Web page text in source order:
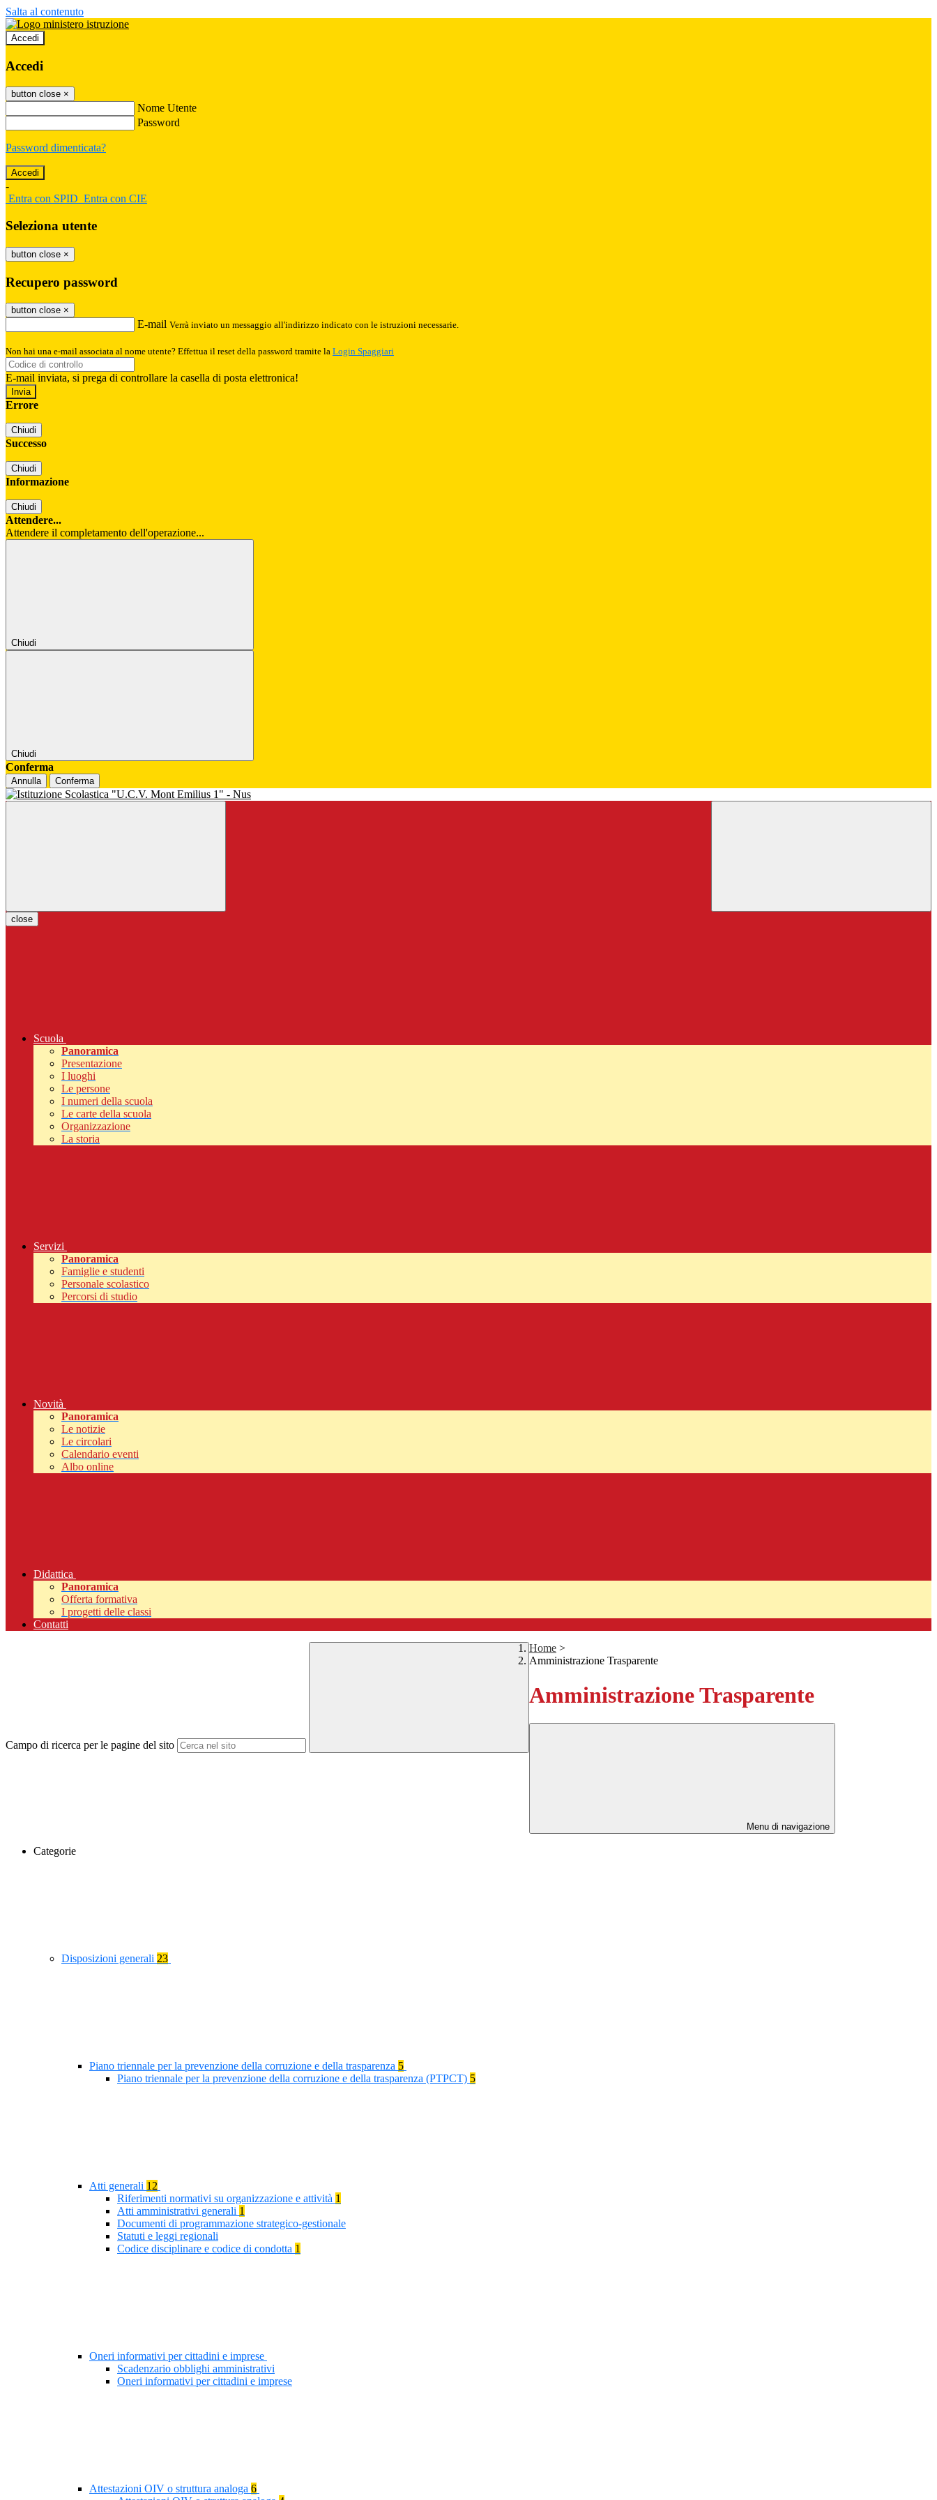
Salta al contenuto
Accedi
Accedi
button close ×
Nome Utente
Password
Password dimenticata?
-
Entra con SPID Entra con CIE
Seleziona utente
button close ×
Recupero password
button close ×
E-mail Verrà inviato un messaggio all'indirizzo indicato con le istruzioni necessarie.
Non hai una e-mail associata al nome utente? Effettua il reset della password tramite la Login Spaggiari
E-mail inviata, si prega di controllare la casella di posta elettronica!
Errore
Chiudi
Successo
Chiudi
Informazione
Chiudi
Attendere...
Attendere il completamento dell'operazione...
Chiudi
Chiudi
Conferma
Annulla Conferma
close
Scuola
Panoramica
Presentazione
I luoghi
Le persone
I numeri della scuola
Le carte della scuola
Organizzazione
La storia
Servizi
Panoramica
Famiglie e studenti
Personale scolastico
Percorsi di studio
Novità
Panoramica
Le notizie
Le circolari
Calendario eventi
Albo online
Didattica
Panoramica
Offerta formativa
I progetti delle classi
Contatti
Campo di ricerca per le pagine del sito
Home >
Amministrazione Trasparente
Amministrazione Trasparente
Menu di navigazione
Categorie
Disposizioni generali 23
Piano triennale per la prevenzione della corruzione e della trasparenza 5
Piano triennale per la prevenzione della corruzione e della trasparenza (PTPCT) 5
Atti generali 12
Riferimenti normativi su organizzazione e attività 1
Atti amministrativi generali 1
Documenti di programmazione strategico-gestionale
Statuti e leggi regionali
Codice disciplinare e codice di condotta 1
Oneri informativi per cittadini e imprese
Scadenzario obblighi amministrativi
Oneri informativi per cittadini e imprese
Attestazioni OIV o struttura analoga 6